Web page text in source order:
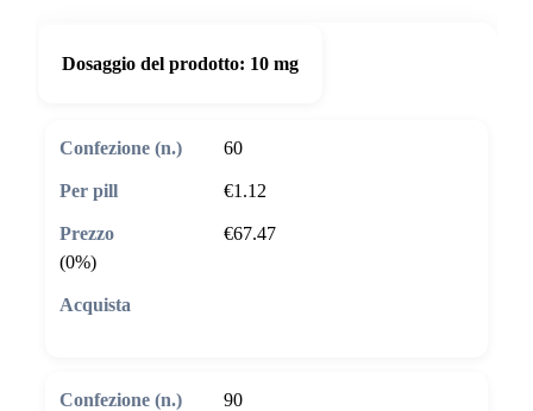
Dosaggio del prodotto: 10 mg
60
€1.12
€67.47
(0%)
90